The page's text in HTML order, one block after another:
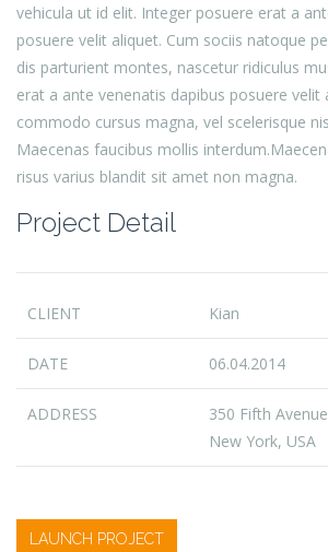
vehicula ut id elit. Integer posuere erat a
posuere velit aliquet. Cum sociis natoque
dis parturient montes, nascetur ridiculus
erat a ante venenatis dapibus posuere velit
commodo cursus magna, vel scelerisque
Maecenas faucibus mollis
risus varius blandit sit amet non magna.
Project Detail
CLIENT Kian
DATE 06.04.2014
ADDRESS
350 Fifth
New York, USA
LAUNCH PROJECT